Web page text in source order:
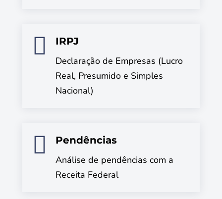

IRPJ
Declaração de Empresas (Lucro
Real, Presumido e Simples
Nacional)

Pendências
Análise de pendências com a
Receita Federal